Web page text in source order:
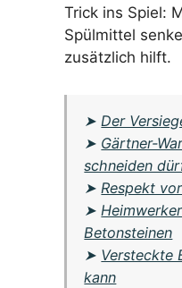
Trick ins Spiel:
Spülmittel
zusätzlich hilft.
➤Der
➤ Gärtner-
schneiden
➤Respekt
➤
Betonsteinen
➤ Versteckte
kann